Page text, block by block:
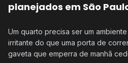
planejados em São
Um quarto precisa ser um
irritante do que uma porta de
gaveta que emperra de manhã